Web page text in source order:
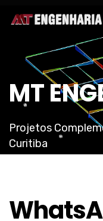
MT
Projetos
Curitiba